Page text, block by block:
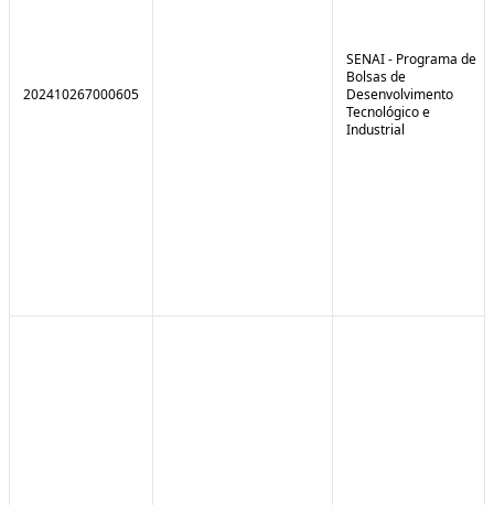
202410267000605
SENAI - Programa de
Bolsas de
Desenvolvimento
Tecnológico e
Industrial